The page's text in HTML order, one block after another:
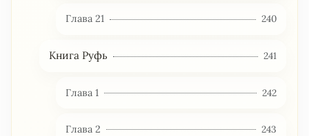
Глава 21 240
Книга Руфь 241
Глава 1 242
Глава 2 243